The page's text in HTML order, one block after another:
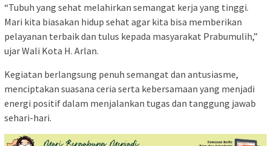
“Tubuh yang sehat melahirkan semangat kerja yang tinggi.
Mari kita biasakan hidup sehat agar kita bisa memberikan
pelayanan terbaik dan tulus kepada masyarakat Prabumulih,”
ujar Wali Kota H. Arlan.
Kegiatan berlangsung penuh semangat dan antusiasme,
menciptakan suasana ceria serta kebersamaan yang menjadi
energi positif dalam menjalankan tugas dan tanggung jawab
sehari-hari.